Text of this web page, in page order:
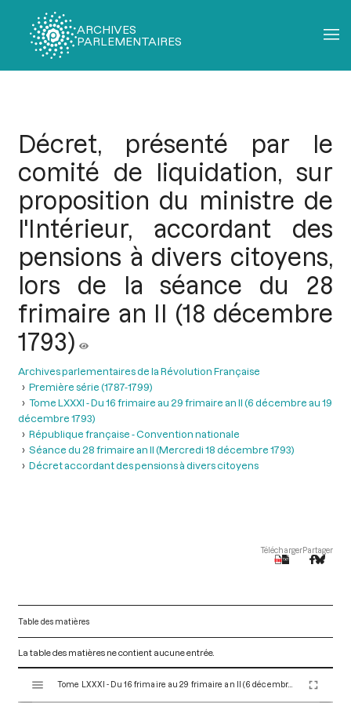
ARCHIVES
PARLEMENTAIRES
Décret, présenté par le
comité de liquidation, sur
proposition du ministre de
l'Intérieur, accordant des
pensions à divers citoyens,
lors de la séance du 28
frimaire an II (18 décembre
1793)
Archives parlementaires de la Révolution Française
Première série (1787-1799)
Tome LXXXI - Du 16 frimaire au 29 frimaire an II (6 décembre au 19
décembre 1793)
République française - Convention nationale
Séance du 28 frimaire an II (Mercredi 18 décembre 1793)
Décret accordant des pensions à divers citoyens
TéléchargerPartager
Table des matières
La table des matières ne contient aucune entrée.
Tome LXXXI - Du 16 frimaire au 29 frimaire an II (6 décembre au 19 décembre 1793)